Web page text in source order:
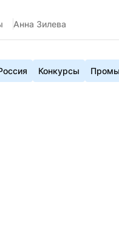
Анна Зилева
Конкурсы